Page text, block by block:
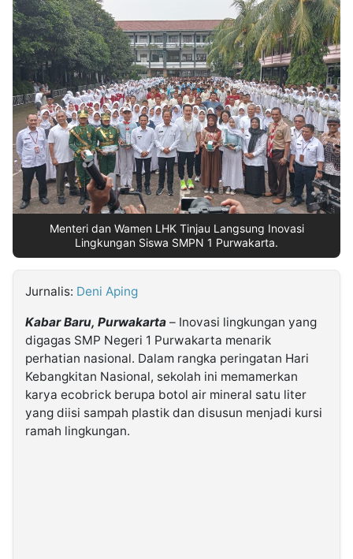
INDONESIA
Partner
Insight
NTB
Suara
Time
Lens
IDN
Daily
Jogja
Jalan
Rakyat
Idealita
News
Kita
Notice
Dinamikapost.com
Radar
Baru
Seedbacklink
Follow
Kabarbaru
Kabarbaru.co
2026
Menteri dan Wamen LHK Tinjau Langsung Inovasi
Lingkungan Siswa SMPN 1 Purwakarta.
Jurnalis: Deni Aping
Kabar Baru, Purwakarta – Inovasi lingkungan yang
digagas SMP Negeri 1 Purwakarta menarik
perhatian nasional. Dalam rangka peringatan Hari
Kebangkitan Nasional, sekolah ini memamerkan
karya ecobrick berupa botol air mineral satu liter
yang diisi sampah plastik dan disusun menjadi kursi
ramah lingkungan.